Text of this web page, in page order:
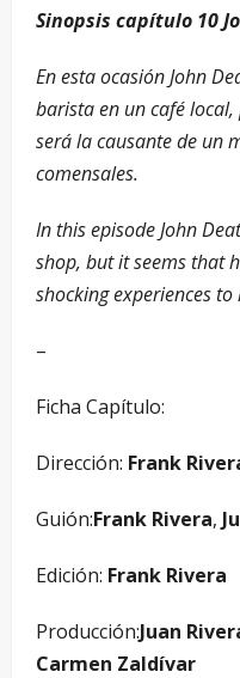
Sinopsis capítulo 10
En esta ocasión John
barista en un café
será la causante de un
comensales.
In this episode John
shop, but it seems that
shocking experiences to
–
Ficha Capítulo:
Dirección: Frank
Guión:Frank Rivera,
Edición: Frank Rivera
Producción:Juan
Carmen Zaldívar